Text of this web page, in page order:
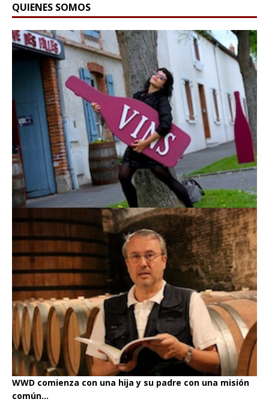
QUIENES SOMOS
WWD comienza con una hija y su padre con una misión
común...